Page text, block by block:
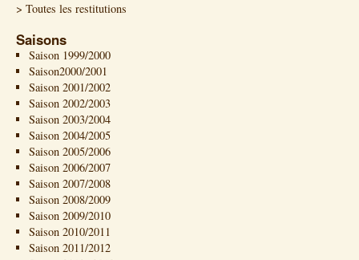
> Toutes les restitutions
Saisons
Saison 1999/2000
Saison2000/2001
Saison 2001/2002
Saison 2002/2003
Saison 2003/2004
Saison 2004/2005
Saison 2005/2006
Saison 2006/2007
Saison 2007/2008
Saison 2008/2009
Saison 2009/2010
Saison 2010/2011
Saison 2011/2012